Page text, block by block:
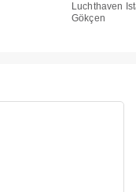
Luchthaven
Gökçen